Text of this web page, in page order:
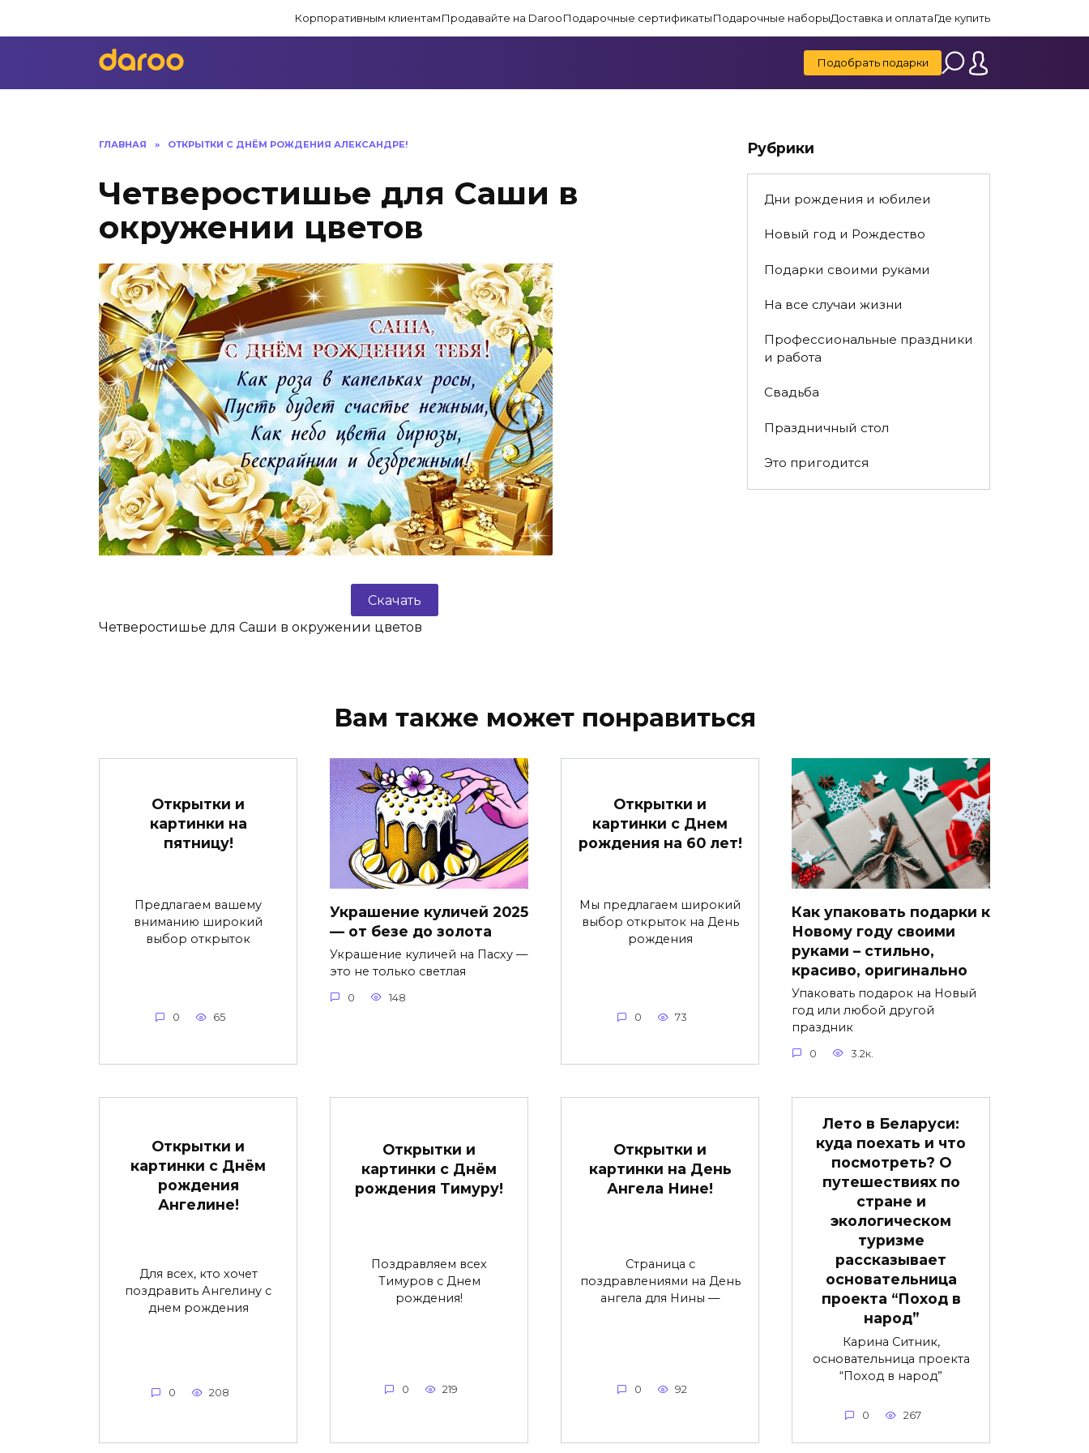
Корпоративным клиентамПродавайте на DarooПодарочные сертификатыПодарочные наборыДоставка и оплатаГде купить
Подобрать подарки
ГЛАВНАЯ » ОТКРЫТКИ С ДНЁМ РОЖДЕНИЯ АЛЕКСАНДРЕ!
Четверостишье для Саши в
окружении цветов
Скачать
Четверостишье для Саши в окружении цветов
Рубрики
Дни рождения и юбилеи
Новый год и Рождество
Подарки своими руками
На все случаи жизни
Профессиональные праздники
и работа
Свадьба
Праздничный стол
Это пригодится
Вам также может понравиться
Открытки и
картинки на
пятницу!
Предлагаем вашему
вниманию широкий
выбор открыток
0 65
Украшение куличей 2025
— от безе до золота
Украшение куличей на Пасху —
это не только светлая
0 148
Открытки и
картинки с Днем
рождения на 60 лет!
Мы предлагаем широкий
выбор открыток на День
рождения
0 73
Как упаковать подарки к
Новому году своими
руками – стильно,
красиво, оригинально
Упаковать подарок на Новый
год или любой другой
праздник
0 3.2к.
Открытки и
картинки с Днём
рождения
Ангелине!
Для всех, кто хочет
поздравить Ангелину с
днем рождения
0 208
Открытки и
картинки с Днём
рождения Тимуру!
Поздравляем всех
Тимуров с Днем
рождения!
0 219
Открытки и
картинки на День
Ангела Нине!
Страница с
поздравлениями на День
ангела для Нины —
0 92
Лето в Беларуси:
куда поехать и что
посмотреть? О
путешествиях по
стране и
экологическом
туризме
рассказывает
основательница
проекта “Поход в
народ”
Карина Ситник,
основательница проекта
“Поход в народ”
0 267